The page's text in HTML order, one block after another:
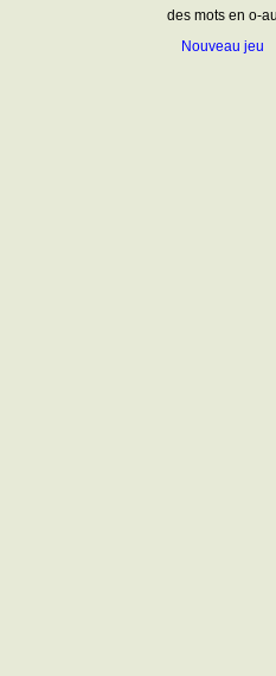
des mots en o-au
Nouveau jeu